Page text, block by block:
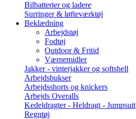
Bilbatterier og ladere
Surringer & løfteværktøj
Beklædning
Arbejdstøj
Fodtøj
Outdoor & Fritid
Værnemidler
Jakker - vinterjakker og softshell
Arbejdsbukser
Arbejdsshorts og knickers
Arbejds Overalls
Kedeldragter - Heldragt - Jumpsuit
Regntøj